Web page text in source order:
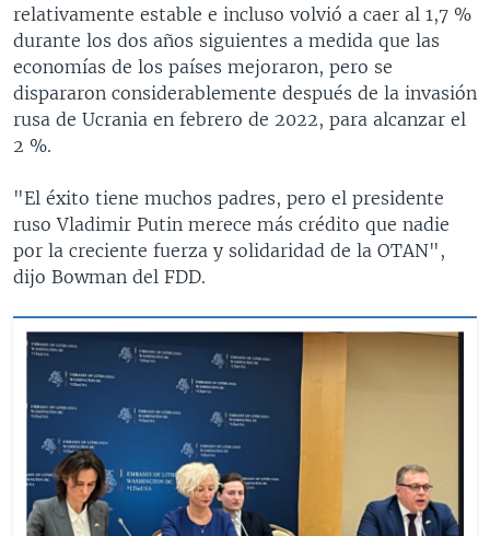
relativamente estable e incluso volvió a caer al 1,7 %
durante los dos años siguientes a medida que las
economías de los países mejoraron, pero se
dispararon considerablemente después de la invasión
rusa de Ucrania en febrero de 2022, para alcanzar el
2 %.
"El éxito tiene muchos padres, pero el presidente
ruso Vladimir Putin merece más crédito que nadie
por la creciente fuerza y solidaridad de la OTAN",
dijo Bowman del FDD.